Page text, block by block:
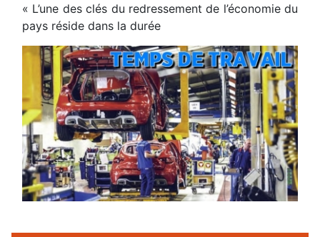
« L’une des clés du redressement de l’économie du
pays réside dans la durée